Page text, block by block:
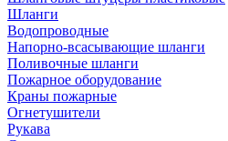
Шланги
Водопроводные
Напорно-всасывающие шланги
Поливочные шланги
Пожарное оборудование
Краны пожарные
Огнетушители
Рукава